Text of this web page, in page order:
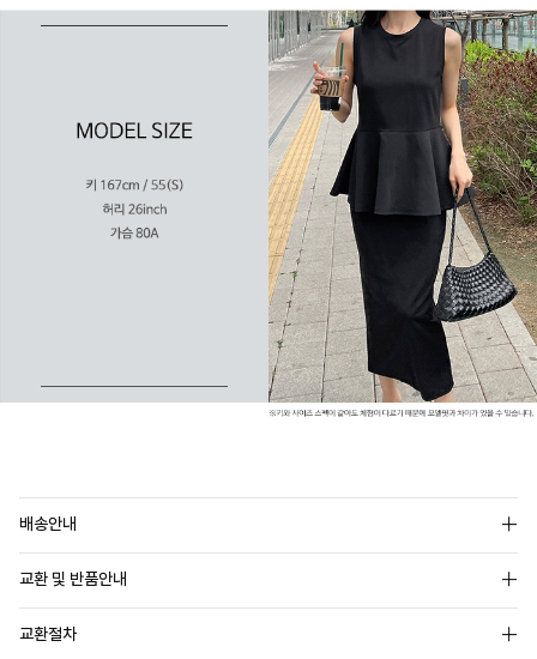
배송안내
교환 및 반품안내
교환절차